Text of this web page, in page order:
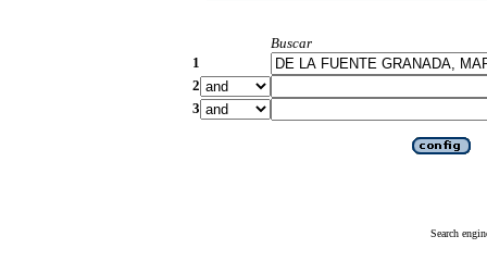
Buscar
1
2
3
Search